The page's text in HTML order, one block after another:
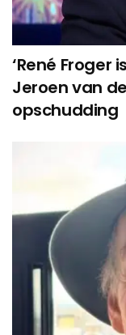
‘René Froger
Jeroen van
opschudding